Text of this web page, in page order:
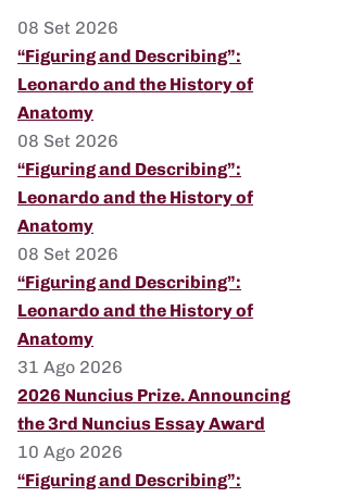
08 Set 2026
“Figuring and Describing”:
Leonardo and the History of
Anatomy
08 Set 2026
“Figuring and Describing”:
Leonardo and the History of
Anatomy
08 Set 2026
“Figuring and Describing”:
Leonardo and the History of
Anatomy
31 Ago 2026
2026 Nuncius Prize. Announcing
the 3rd Nuncius Essay Award
10 Ago 2026
“Figuring and Describing”: